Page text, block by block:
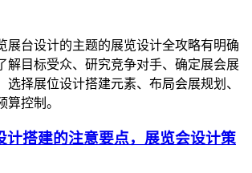
展台设计的主题的展览设计全攻略有明确
解目标受众、研究竞争对手、确定展会展
选择展位设计搭建元素、布局会展规划、
算控制。
计搭建的注意要点，展览会设计策